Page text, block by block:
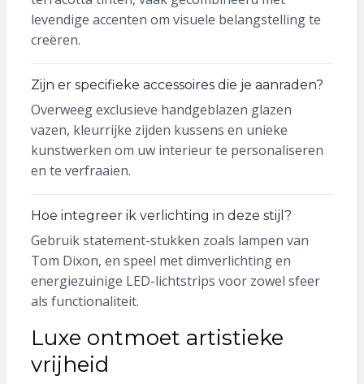
levendige accenten om visuele belangstelling te
creëren.
Zijn er specifieke accessoires die je aanraden?
Overweeg exclusieve handgeblazen glazen
vazen, kleurrijke zijden kussens en unieke
kunstwerken om uw interieur te personaliseren
en te verfraaien.
Hoe integreer ik verlichting in deze stijl?
Gebruik statement-stukken zoals lampen van
Tom Dixon, en speel met dimverlichting en
energiezuinige LED-lichtstrips voor zowel sfeer
als functionaliteit.
Luxe ontmoet artistieke
vrijheid